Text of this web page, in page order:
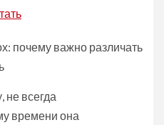
почему важно различать
не всегда
времени она